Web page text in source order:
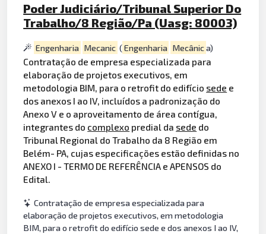
Poder Judiciário/Tribunal Superior Do
Trabalho/8 Região/Pa (Uasg: 80003)
Engenharia Mecanic (Engenharia Mecânica)
Contratação de empresa especializada para
elaboração de projetos executivos, em
metodologia BIM, para o retrofit do edifício sede e
dos anexos I ao IV, incluídos a padronização do
Anexo V e o aproveitamento de área contígua,
integrantes do complexo predial da sede do
Tribunal Regional do Trabalho da 8 Região em
Belém- PA, cujas especificações estão definidas no
ANEXO I - TERMO DE REFERÊNCIA e APENSOS do
Edital.
Contratação de empresa especializada para
elaboração de projetos executivos, em metodologia
BIM, para o retrofit do edifício sede e dos anexos I ao IV,